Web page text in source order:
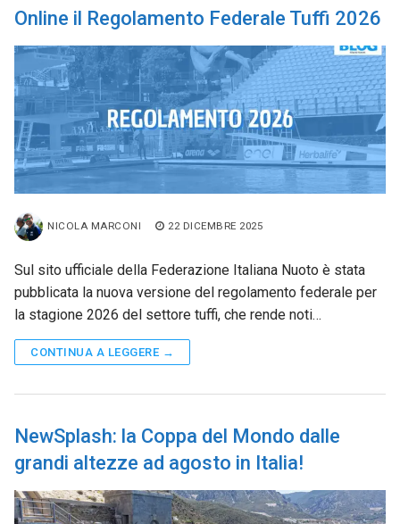
Online il Regolamento Federale Tuffi 2026
NICOLA MARCONI 22 DICEMBRE 2025
Sul sito ufficiale della Federazione Italiana Nuoto è stata
pubblicata la nuova versione del regolamento federale per
la stagione 2026 del settore tuffi, che rende noti…
CONTINUA A LEGGERE →
NewSplash: la Coppa del Mondo dalle
grandi altezze ad agosto in Italia!